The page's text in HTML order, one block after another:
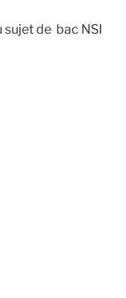
sujet de bac NSI